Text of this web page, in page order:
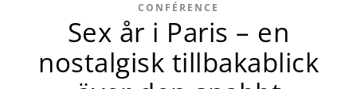
CONFÉRENCE
Sex år i Paris – en
nostalgisk tillbakablick